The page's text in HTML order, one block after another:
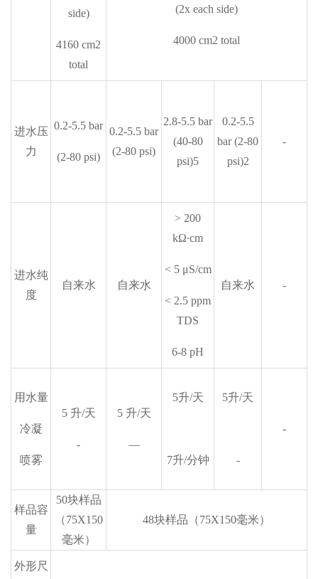
side)
4160 cm2
total
(2x each side)
4000 cm2 total
进水压
力
0.2-5.5 bar
(2-80 psi)
0.2-5.5 bar
(2-80 psi)
2.8-5.5 bar
(40-80
psi)5
0.2-5.5
bar (2-80
psi)2
-
进水纯
度
自来水 自来水
> 200
kΩ∙cm
< 5 μS/cm
< 2.5 ppm
TDS
6-8 pH
自来水 -
用水量
冷凝
喷雾
5 升/天
-
5 升/天
—
5升/天
7升/分钟
5升/天
-
-
样品容
量
50块样品
（75X150
毫米）
48块样品（75X150毫米）
外形尺